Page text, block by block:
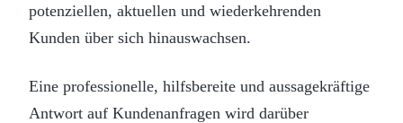
potenziellen, aktuellen und wiederkehrenden
Kunden über sich hinauswachsen.
Eine professionelle, hilfsbereite und aussagekräftige
Antwort auf Kundenanfragen wird darüber